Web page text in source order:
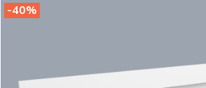
-40%